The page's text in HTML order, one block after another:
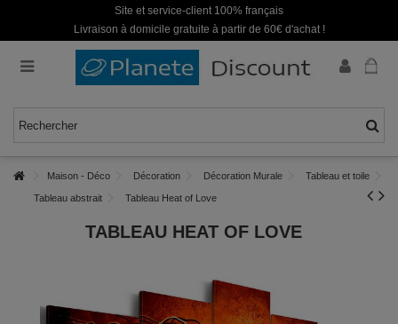
Site et service-client 100% français
Livraison à domicile gratuite à partir de 60€ d'achat !
Maison - Déco Décoration Décoration Murale Tableau et toile
Tableau abstrait Tableau Heat of Love
TABLEAU HEAT OF LOVE